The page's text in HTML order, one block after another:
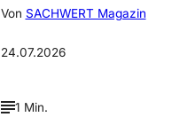
Von SACHWERT Magazin
24.07.2026
1 Min.